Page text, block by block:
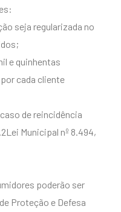
seja regularizada no
e quinhentas
cada cliente
de reincidência
Municipal nº 8.494,
poderão ser
Proteção e Defesa